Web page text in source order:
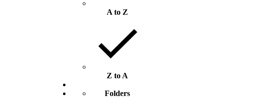
A to Z
Z to A
Folders